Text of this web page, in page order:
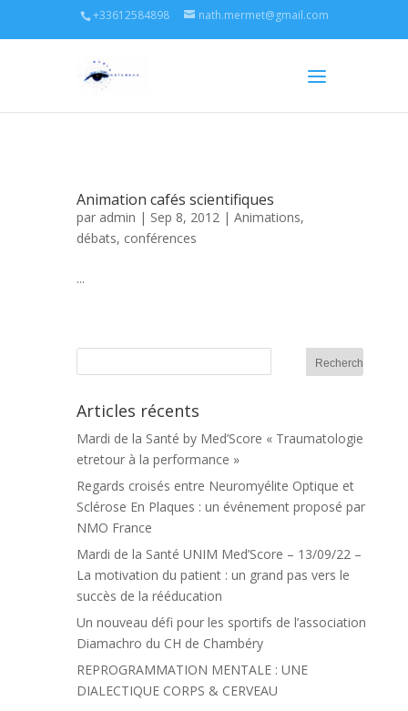
+33612584898 nath.mermet@gmail.com
Animation cafés scientifiques
par admin | Sep 8, 2012 | Animations,
débats, conférences
...
Articles récents
Mardi de la Santé by Med’Score « Traumatologie
etretour à la performance »
Regards croisés entre Neuromyélite Optique et
Sclérose En Plaques : un événement proposé par
NMO France
Mardi de la Santé UNIM Med’Score – 13/09/22 –
La motivation du patient : un grand pas vers le
succès de la rééducation
Un nouveau défi pour les sportifs de l’association
Diamachro du CH de Chambéry
REPROGRAMMATION MENTALE : UNE
DIALECTIQUE CORPS & CERVEAU